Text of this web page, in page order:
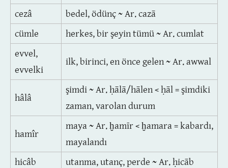
cezâ
bedel, ödünç ~ Ar. cazā
cümle
herkes, bir şeyin tümü ~ Ar. cumlat
evvel,
evvelki
ilk, birinci, en önce gelen ~ Ar. awwal
hâlâ
şimdi ~ Ar. ḥālā/hālen < ḥāl = şimdiki
zaman, varolan durum
hamîr
maya ~ Ar. ḫamīr < ḫamara = kabardı,
mayalandı
hicâb
utanma, utanç, perde ~ Ar. ḥicāb